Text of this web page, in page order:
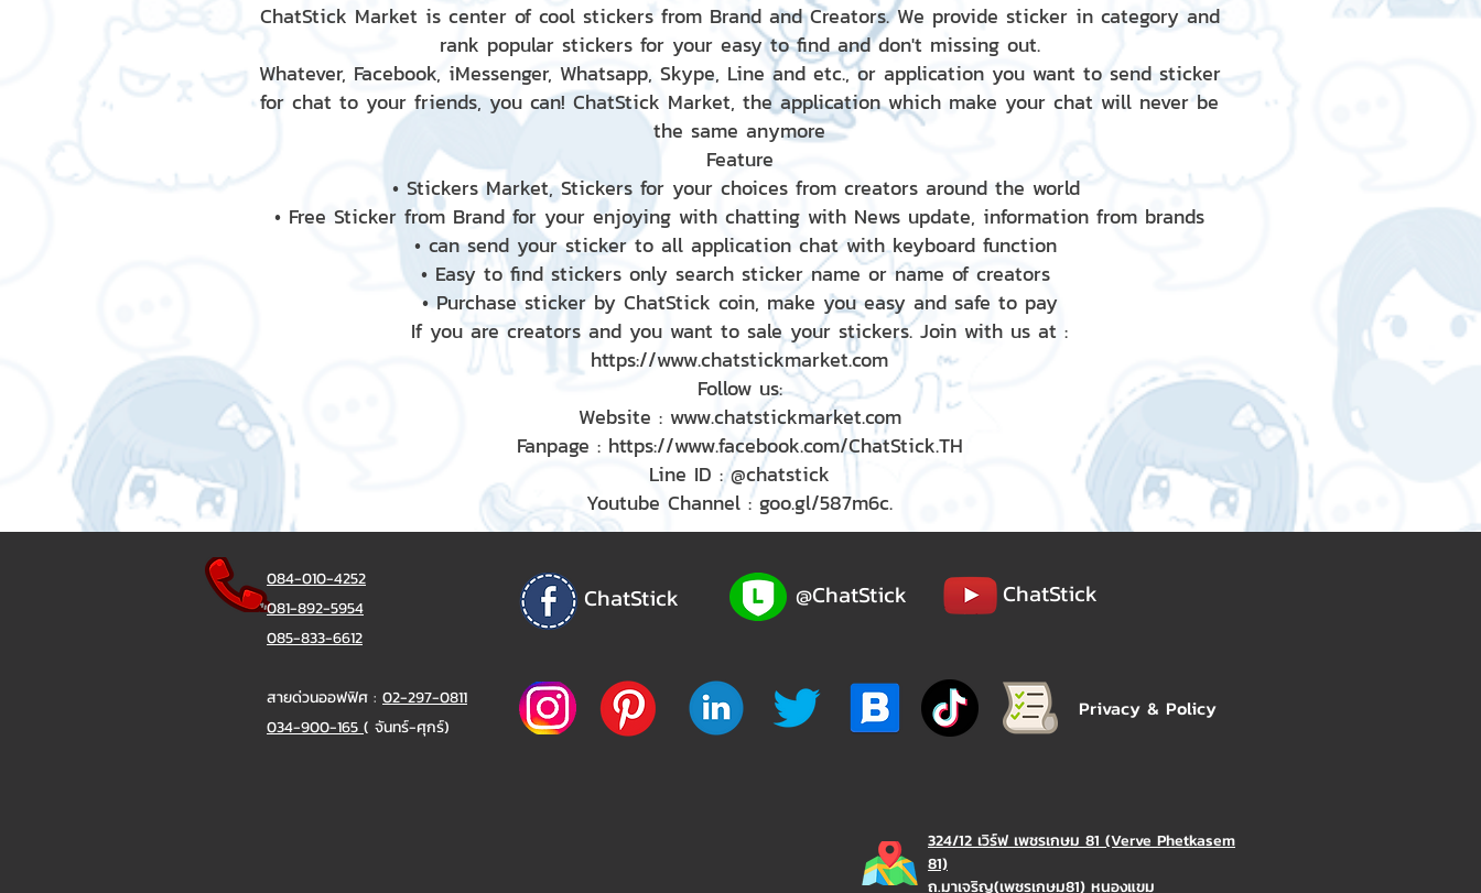
ChatStick Market is center of cool stickers from Brand and Creators. We provide sticker in category and
rank popular stickers for your easy to find and don't missing out.
Whatever, Facebook, iMessenger, Whatsapp, Skype, Line and etc., or application you want to send sticker
for chat to your friends, you can! ChatStick Market, the application which make your chat will never be
the same anymore
Feature
• Stickers Market, Stickers for your choices from creators around the world
• Free Sticker from Brand for your enjoying with chatting with News update, information from brands
• can send your sticker to all application chat with keyboard function
• Easy to find stickers only search sticker name or name of creators
• Purchase sticker by ChatStick coin, make you easy and safe to pay
If you are creators and you want to sale your stickers. Join with us at :
https://www.chatstickmarket.com
Follow us:
Website : www.chatstickmarket.com
Fanpage : https://www.facebook.com/ChatStick.TH
Line ID : @chatstick
Youtube Channel : goo.gl/587m6c.
084-010-4252
081-892-5954
085-833-6612
สายด่วนออฟฟิศ : 02-297-0811
034-900-165 ( จันทร์-ศุกร์)
ChatStick @ChatStick ChatStick
Privacy & Policy
324/12 เวิร์ฟ เพชรเกษม 81 (Verve Phetkasem
81)
ถ.มาเจริญ(เพชรเกษม81) หนองแขม